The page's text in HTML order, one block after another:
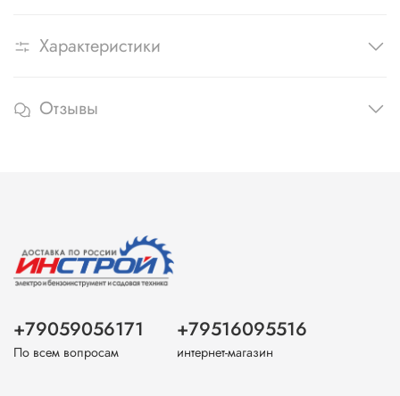
Характеристики
Отзывы
+79059056171
По всем вопросам
+79516095516
интернет-магазин